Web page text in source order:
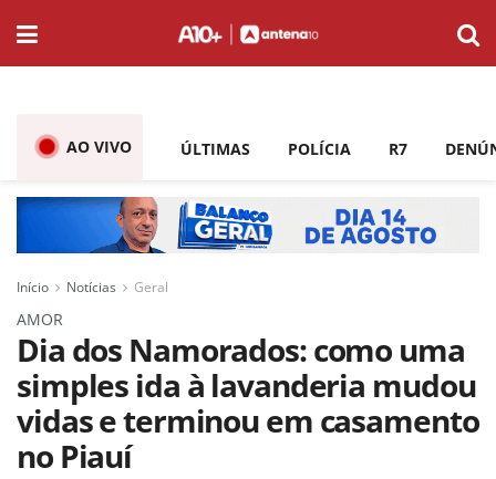
AO VIVO ÚLTIMAS POLÍCIA R7
Início Notícias Geral
AMOR
Dia dos Namorados: como uma
simples ida à lavanderia mudou
vidas e terminou em casamento
no Piauí